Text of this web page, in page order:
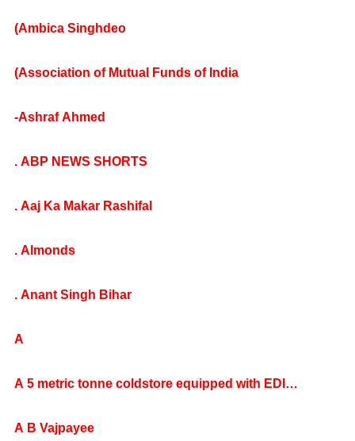
(Ambica Singhdeo
(Association of Mutual Funds of India
-Ashraf Ahmed
. ABP NEWS SHORTS
. Aaj Ka Makar Rashifal
. Almonds
. Anant Singh Bihar
A
A 5 metric tonne coldstore equipped with EDI
Varanasi
A B Vajpayee